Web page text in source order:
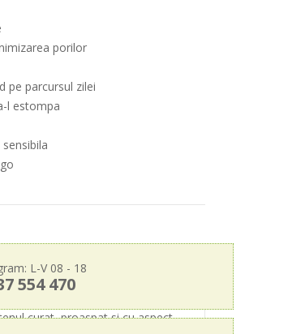
porilor
pe parcursul zilei
l estompa
L-V 08 - 18
554 470
regleaza sebumul si mentine
curat, proaspat si cu aspect